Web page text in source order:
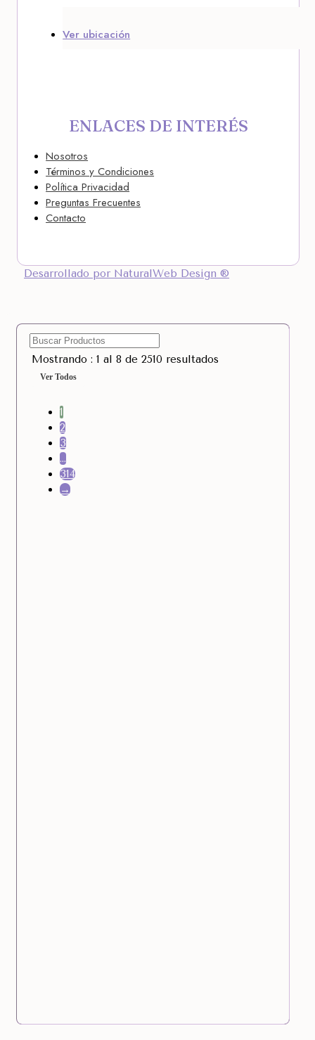
Ver ubicación
ENLACES DE INTERÉS
Nosotros
Términos y Condiciones
Política Privacidad
Preguntas Frecuentes
Contacto
Desarrollado por NaturalWeb Design ®
Mostrando : 1 al 8 de 2510 resultados
Ver Todos
1
2
3
…
314
→